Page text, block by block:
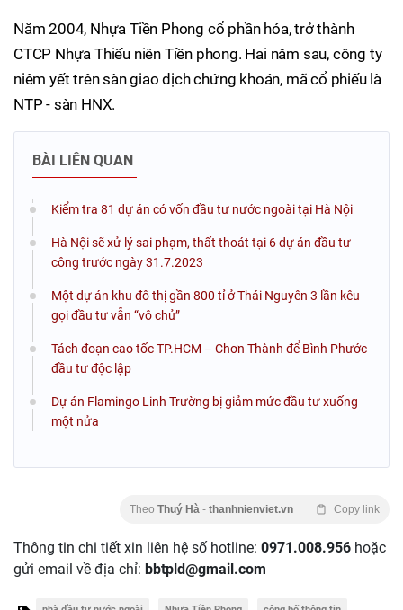
Năm 2004, Nhựa Tiền Phong cổ phần hóa, trở thành
CTCP Nhựa Thiếu niên Tiền phong. Hai năm sau, công ty
niêm yết trên sàn giao dịch chứng khoán, mã cổ phiếu là
NTP - sàn HNX.
BÀI LIÊN QUAN
Kiểm tra 81 dự án có vốn đầu tư nước ngoài tại Hà Nội
Hà Nội sẽ xử lý sai phạm, thất thoát tại 6 dự án đầu tư
công trước ngày 31.7.2023
Một dự án khu đô thị gần 800 tỉ ở Thái Nguyên 3 lần kêu
gọi đầu tư vẫn “vô chủ”
Tách đoạn cao tốc TP.HCM – Chơn Thành để Bình Phước
đầu tư độc lập
Dự án Flamingo Linh Trường bị giảm mức đầu tư xuống
một nửa
Theo Thuý Hà - thanhnienviet.vn Copy link
Thông tin chi tiết xin liên hệ số hotline: 0971.008.956 hoặc
gửi email về địa chỉ: bbtpld@gmail.com